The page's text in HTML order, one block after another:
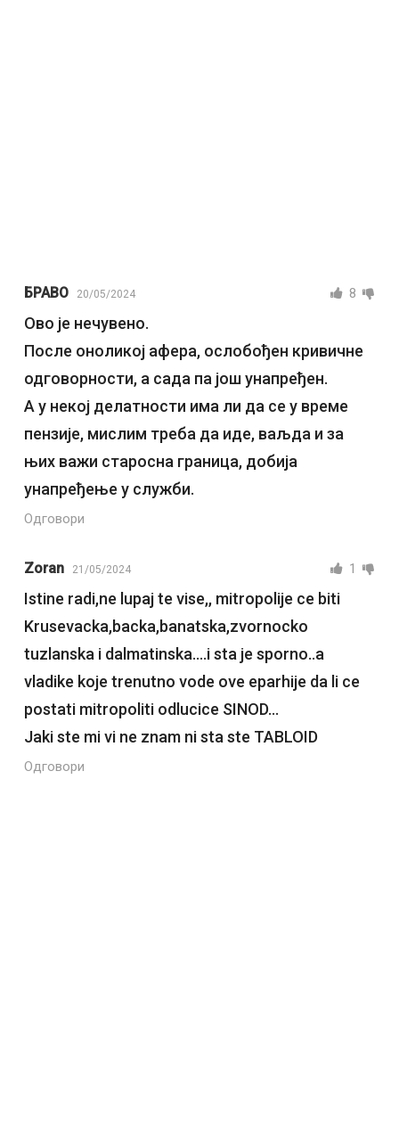
БРАВО 20/05/2024 8
Ово је нечувено.
После оноликој афера, ослобођен кривичне
одговорности, а сада па још унапређен.
А у некој делатности има ли да се у време
пензије, мислим треба да иде, ваљда и за
њих важи старосна граница, добија
унапређење у служби.
Одговори
Zoran 21/05/2024 1
Istine radi,ne lupaj te vise,, mitropolije ce biti
Krusevacka,backa,banatska,zvornocko
tuzlanska i dalmatinska….i sta je sporno..a
vladike koje trenutno vode ove eparhije da li ce
postati mitropoliti odlucice SINOD…
Jaki ste mi vi ne znam ni sta ste TABLOID
Одговори